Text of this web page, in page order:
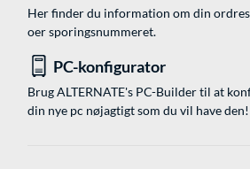
Her finder du information om din
oer sporingsnummeret.
PC-konfigurator
Brug ALTERNATE's PC-Builder til at
din nye pc nøjagtigt som du vil have den!